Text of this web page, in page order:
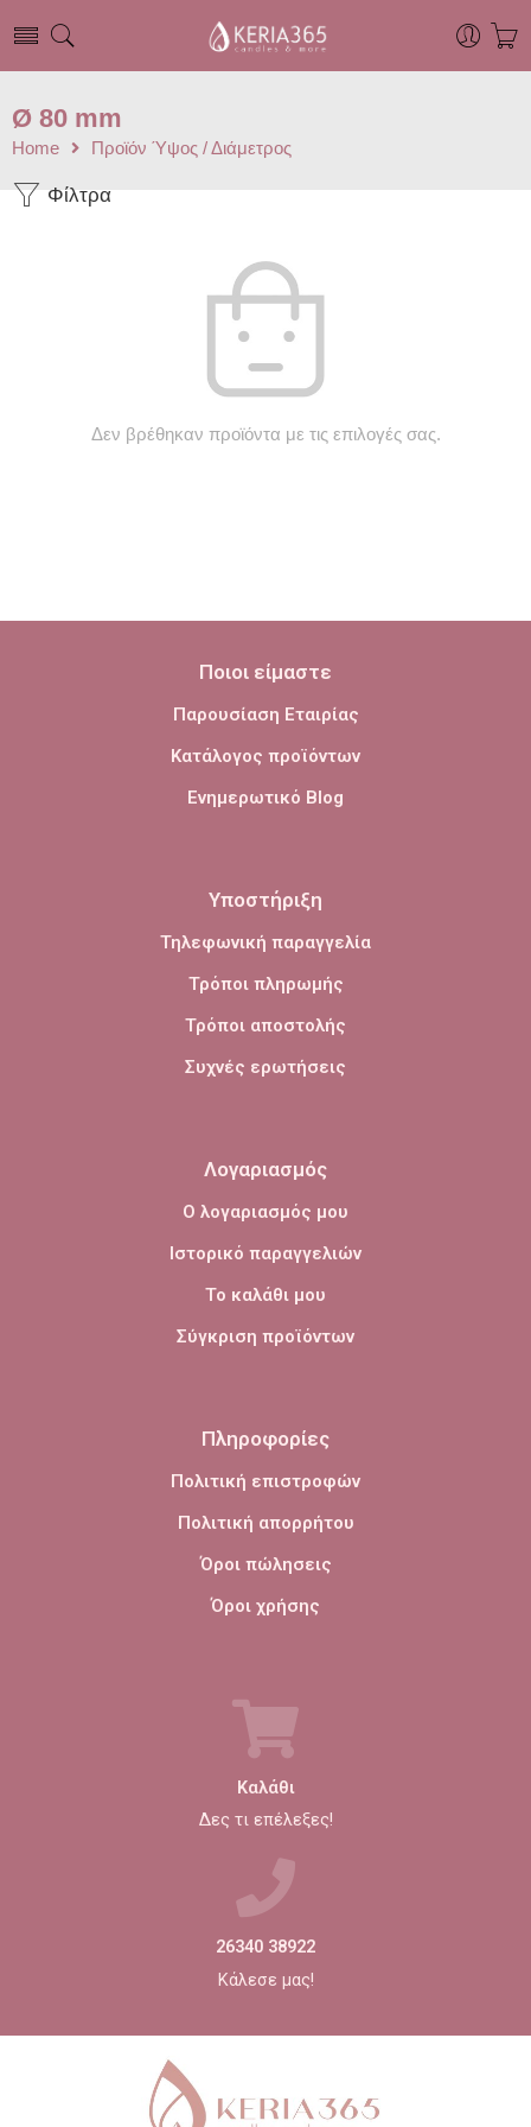
Ø 80 mm
Home Προϊόν Ύψος / Διάμετρος
Φίλτρα
Δεν βρέθηκαν προϊόντα με τις επιλογές σας.
Ποιοι είμαστε
Παρουσίαση Εταιρίας
Κατάλογος προϊόντων
Ενημερωτικό Blog
Υποστήριξη
Τηλεφωνική παραγγελία
Τρόποι πληρωμής
Τρόποι αποστολής
Συχνές ερωτήσεις
Λογαριασμός
Ο λογαριασμός μου
Ιστορικό παραγγελιών
Το καλάθι μου
Σύγκριση προϊόντων
Πληροφορίες
Πολιτική επιστροφών
Πολιτική απορρήτου
Όροι πώλησεις
Όροι χρήσης
Καλάθι
Δες τι επέλεξες!
26340 38922
Κάλεσε μας!